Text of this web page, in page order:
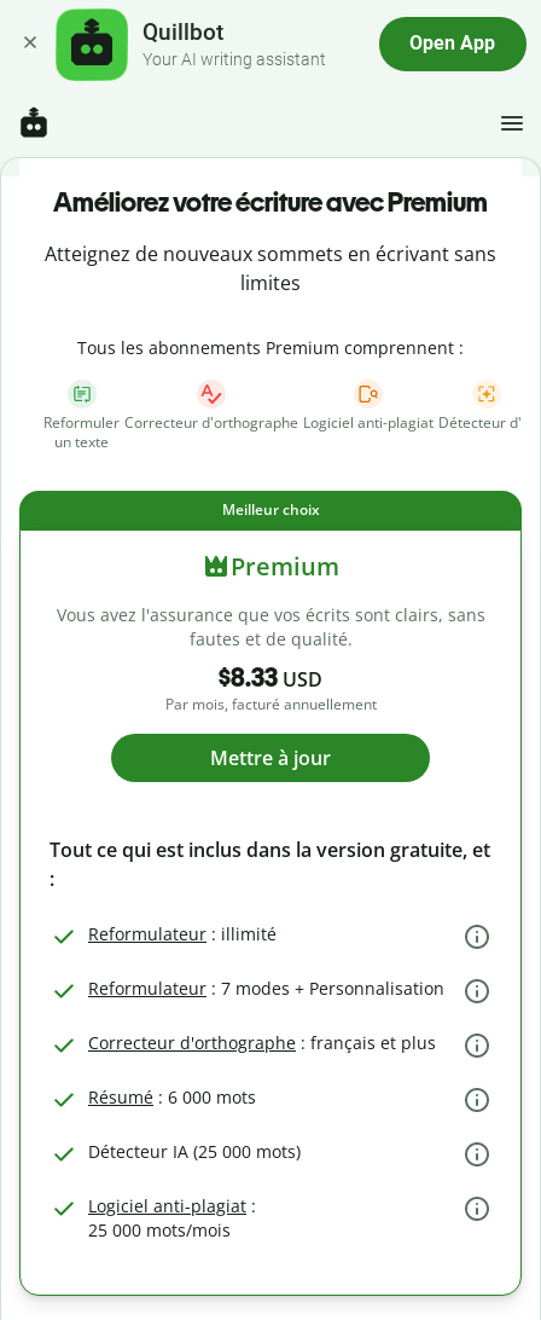
Quillbot
Your AI writing assistant
Open App
Améliorez votre écriture avec Premium
Atteignez de nouveaux sommets en écrivant sans
limites
Tous les abonnements Premium comprennent :
Reformuler
un texte
Correcteur d'orthographe Logiciel anti-plagiat Détecteur d'IA
Meilleur choix
Premium
Vous avez l'assurance que vos écrits sont clairs, sans
fautes et de qualité.
$8.33 USD
Par mois, facturé annuellement
Mettre à jour
Tout ce qui est inclus dans la version gratuite, et
:
Reformulateur : illimité
Reformulateur : 7 modes + Personnalisation
Correcteur d'orthographe : français et plus
Résumé : 6 000 mots
Détecteur IA (25 000 mots)
Logiciel anti-plagiat :
25 000 mots/mois